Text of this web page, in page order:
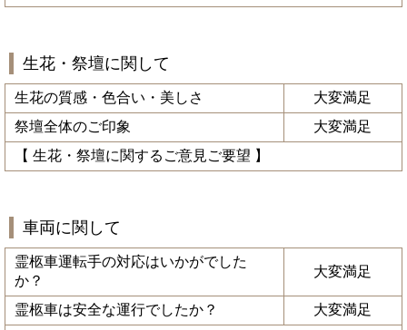
生花・祭壇に関して
生花の質感・色合い・美しさ
大変満足
祭壇全体のご印象
大変満足
【 生花・祭壇に関するご意見ご要望 】
車両に関して
霊柩車運転手の対応はいかがでした
か？
大変満足
霊柩車は安全な運行でしたか？
大変満足